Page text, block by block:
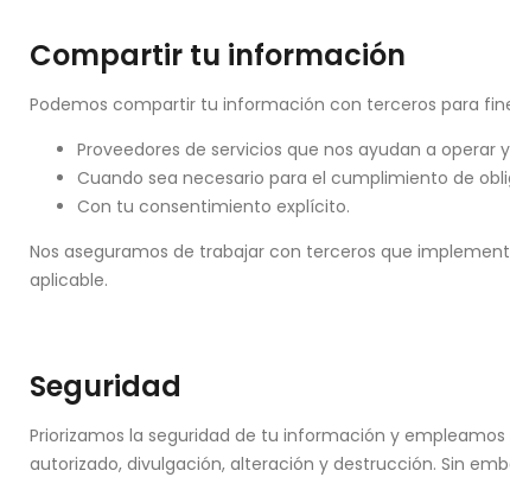
Compartir tu información
Podemos compartir tu información con terceros para
Proveedores de servicios que nos ayudan a
Cuando sea necesario para el cumplimiento de
Con tu consentimiento explícito.
Nos aseguramos de trabajar con terceros que
aplicable.
Seguridad
Priorizamos la seguridad de tu información y
autorizado, divulgación, alteración y destrucción. Sin